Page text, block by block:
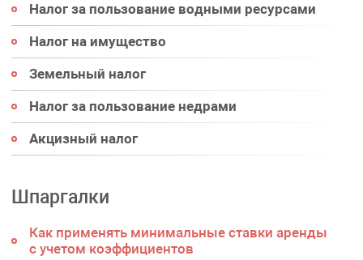
Налог за пользование водными ресурсами
Налог на имущество
Земельный налог
Налог за пользование недрами
Акцизный налог
Шпаргалки
Как применять минимальные ставки аренды
с учетом коэффициентов